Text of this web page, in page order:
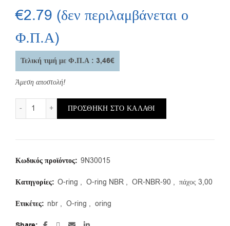
€2.79 (δεν περιλαμβάνεται ο
Φ.Π.Α)
Τελική τιμή με Φ.Π.Α : 3,46€
Άμεση αποστολή!
OR-NBR-90/a/17,00X3,00 (συσκευασία 30τμ.) ποσότητα
ΠΡΟΣΘΉΚΗ ΣΤΟ ΚΑΛΆΘΙ
Κωδικός προϊόντος: 9N30015
Κατηγορίες: O-ring , O-ring NBR , OR-NBR-90 , πάχος 3,00
Ετικέτες: nbr , O-ring , oring